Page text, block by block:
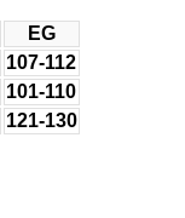
EG
107-112
101-110
121-130